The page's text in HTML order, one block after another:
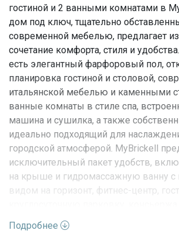
гостиной и 2 ванными комнатами в
дом под ключ, тщательно
современной мебелью, предлагает
сочетание комфорта, стиля и
есть элегантный фарфоровый пол,
планировка гостиной и столовой,
итальянской мебелью и каменными
ванные комнаты в стиле спа,
машина и сушилка, а также
идеально подходящий для
городской атмосферой. MyBrickell
исключительный пакет удобств,
на крыше и гидромассажную ванну
видом на горизонт, фитнес-центр,
готовая к заселению резиденция
расположена всего в нескольких
Подробнее